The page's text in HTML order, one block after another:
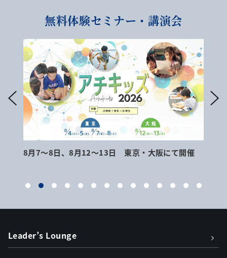
無料体験セミナー・講演会
8月7～8日、8月12～13日 東京・大阪にて開催
Leader’s Lounge